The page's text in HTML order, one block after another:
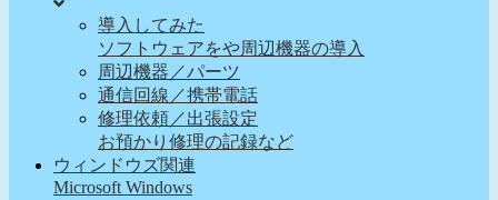
導入してみた
ソフトウェアをや周辺機器の導入
周辺機器／パーツ
通信回線／携帯電話
修理依頼／出張設定
お預かり修理の記録など
ウィンドウズ関連
Microsoft Windows